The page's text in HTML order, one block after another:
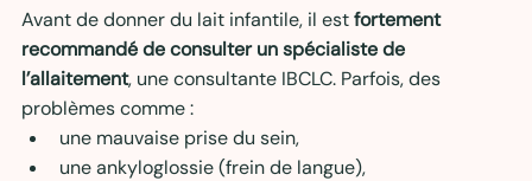
Avant de donner du lait infantile, il est fortement
recommandé de consulter un spécialiste de
l’allaitement, une consultante IBCLC. Parfois, des
problèmes comme :
une mauvaise prise du sein,
une ankyloglossie (frein de langue),